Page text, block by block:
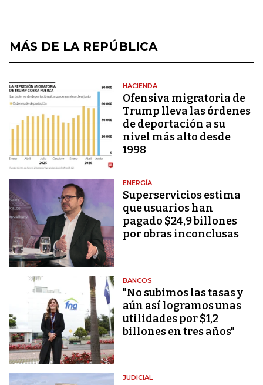
MÁS DE LA REPÚBLICA
HACIENDA
Ofensiva migratoria de
Trump lleva las órdenes
de deportación a su
nivel más alto desde
1998
ENERGÍA
Superservicios estima
que usuarios han
pagado $24,9 billones
por obras inconclusas
BANCOS
"No subimos las tasas y
aún así logramos unas
utilidades por $1,2
billones en tres años"
JUDICIAL